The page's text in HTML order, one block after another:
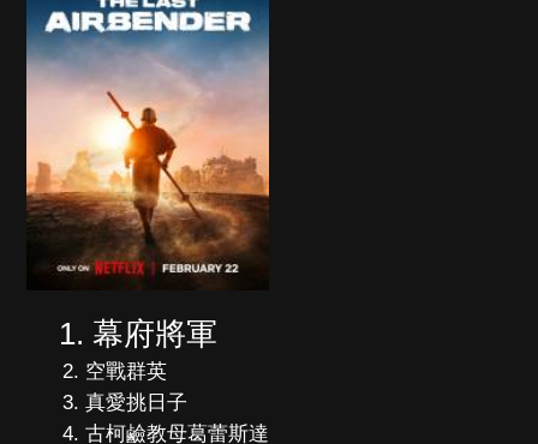
幕府將軍
空戰群英
真愛挑日子
古柯鹼教母葛蕾斯達